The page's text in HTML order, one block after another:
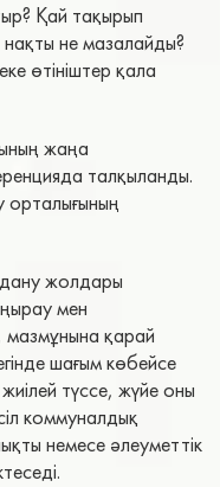
Қай тақырып
нақты не мазалайды?
өтініштер қала
жаңа
талқыланды.
орталығының
жолдары
мен
мазмұнына қарай
шағым көбейсе
түссе, жүйе оны
коммуналдық
немесе әлеуметтік